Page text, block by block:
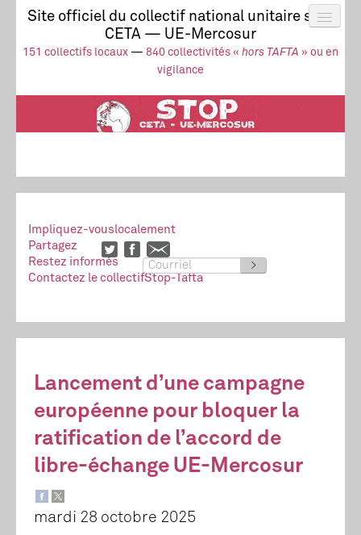
Site officiel du collectif national unitaire stop
CETA — UE-Mercosur
151 collectifs locaux — 840 collectivités « hors TAFTA » ou en
vigilance
Actus
UE-Mercosur
Stop à l’impunité !
TAFTA
CETA
Collectif
Impliquez-vouslocalement
Partagez
Restez informés
>
Contactez le collectifStop-Tafta
Lancement d’une campagne
européenne pour bloquer la
ratification de l’accord de
libre-échange UE-Mercosur
mardi 28 octobre 2025